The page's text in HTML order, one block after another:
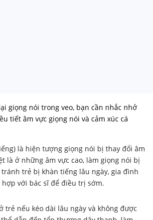
giọng nói trong veo, bạn cần nhắc nhở
tiết âm vực giọng nói và cảm xúc cá
là hiện tượng giọng nói bị thay đổi âm
là ở những âm vực cao, làm giọng nói bị
tránh trẻ bị khàn tiếng lâu ngày, gia đình
với bác sĩ để điều trị sớm.
trẻ nếu kéo dài lâu ngày và không được